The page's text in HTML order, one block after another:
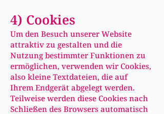
4) Cookies
Um den Besuch unserer Website
attraktiv zu gestalten und die
Nutzung bestimmter Funktionen zu
ermöglichen, verwenden wir Cookies,
also kleine Textdateien, die auf
Ihrem Endgerät abgelegt werden.
Teilweise werden diese Cookies nach
Schließen des Browsers automatisch